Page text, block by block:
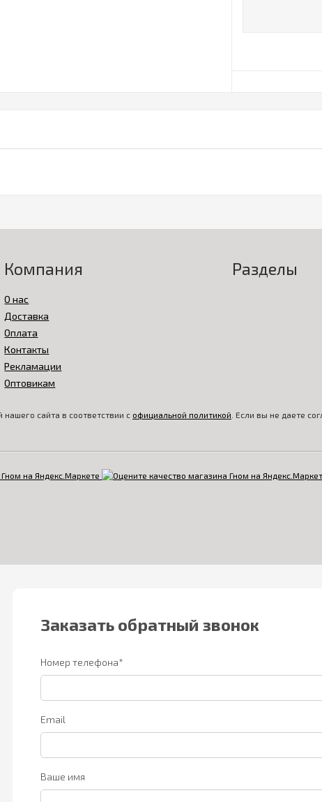
Компания
О нас
Доставка
Оплата
Контакты
Рекламации
Оптовикам
Разделы
сайта в соответствии с официальной политикой . Если вы не даете
Заказать обратный звонок
Номер телефона*
Email
Ваше имя